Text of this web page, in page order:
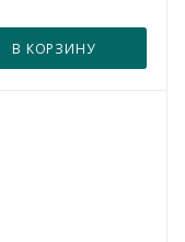
В КОРЗИНУ